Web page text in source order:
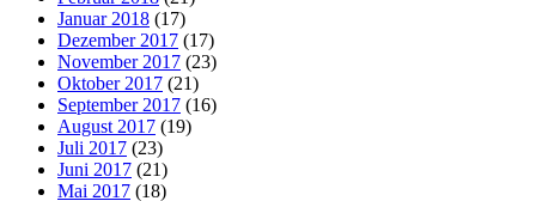
Januar 2018 (17)
Dezember 2017 (17)
November 2017 (23)
Oktober 2017 (21)
September 2017 (16)
August 2017 (19)
Juli 2017 (23)
Juni 2017 (21)
Mai 2017 (18)